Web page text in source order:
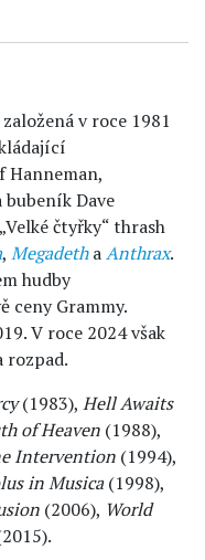
v roce 1981
Hanneman,
bubeník Dave
čtyřky“ thrash
, MegadethaAnthrax.
hudby
ceny Grammy.
V roce 2024 však
rozpad.
(1983), Hell Awaits
of Heaven (1988),
Intervention (1994),
in Musica(1998),
(2006), World